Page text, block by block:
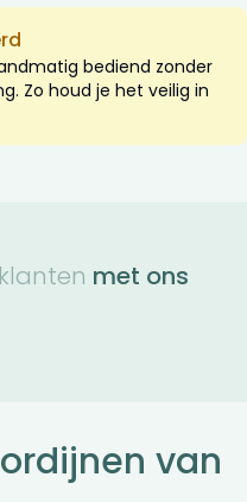
bediend zonder
Zo houd je het veilig in
met ons
van